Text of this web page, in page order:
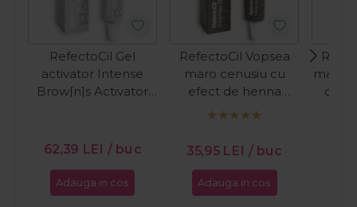
RefectoCil Gel
activator Intense
Brow[n]s Activator
62,39 LEI / buc
Adauga in cos
RefectoCil Vopsea
maro cenusiu cu
efect de henna
pentru
Intense Brow[n]s
Base Gel Step 1 - Ash
Brown 15ml
35,95 LEI / buc
Adauga in cos
maro
de